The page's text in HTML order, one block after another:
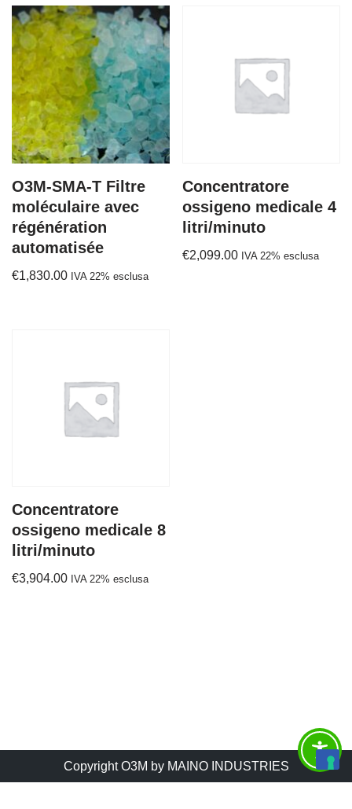
O3M-SMA-T Filtre
moléculaire avec
régénération
automatisée
€1,830.00 IVA 22% esclusa
Concentratore
ossigeno medicale 4
litri/minuto
€2,099.00 IVA 22% esclusa
Concentratore
ossigeno medicale 8
litri/minuto
€3,904.00 IVA 22% esclusa
Copyright O3M by MAINO INDUSTRIES